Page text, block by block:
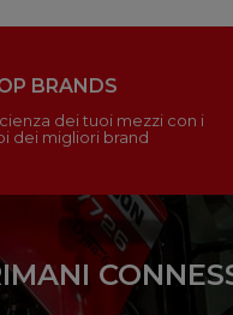
BRANDS
dei tuoi mezzi con i
dei migliori brand